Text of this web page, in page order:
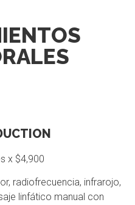
x $4,900
radiofrecuencia, infrarojo,
linfático manual con